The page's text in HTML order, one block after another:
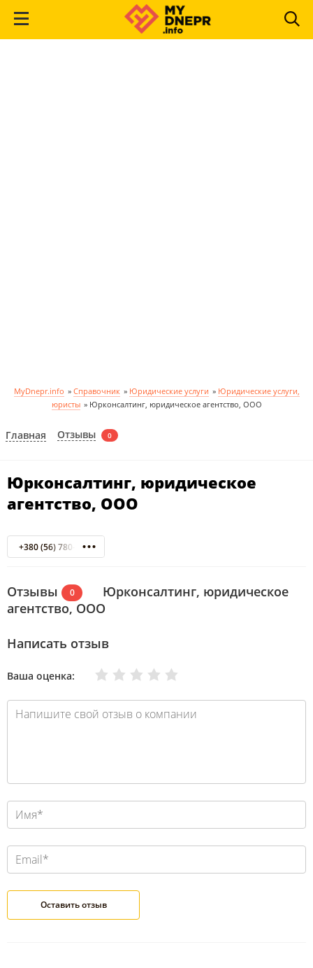
MyDnepr.info » Справочник » Юридические услуги » Юридические услуги,
юристы » Юрконсалтинг, юридическое агентство, ООО
Главная Отзывы 0
Юрконсалтинг, юридическое
агентство, ООО
+380 (56) 780-29-82
Отзывы 0
Юрконсалтинг, юридическое
агентство, ООО
Написать отзыв
Ваша оценка: Отлично
Хорошо
Нормально
Плохо
Очень плохо